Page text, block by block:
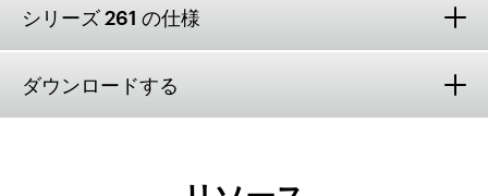
シリーズ 261 の仕様
ダウンロードする